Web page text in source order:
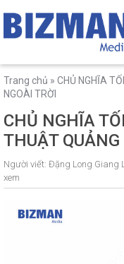
Trang chủ » CHỦ NGHĨA
NGOÀI TRỜI
CHỦ NGHĨA
THUẬT QUẢNG
Người viết: Đặng Long Giang
xem